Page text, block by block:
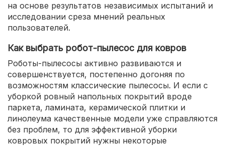
на основе результатов независимых испытаний и
исследовании среза мнений реальных
пользователей.
Как выбрать робот-пылесос для ковров
Роботы-пылесосы активно развиваются и
совершенствуется, постепенно догоняя по
возможностям классические пылесосы. И если с
уборкой ровный напольных покрытий вроде
паркета, ламината, керамической плитки и
линолеума качественные модели уже справляются
без проблем, то для эффективной уборки
ковровых покрытий нужны некоторые